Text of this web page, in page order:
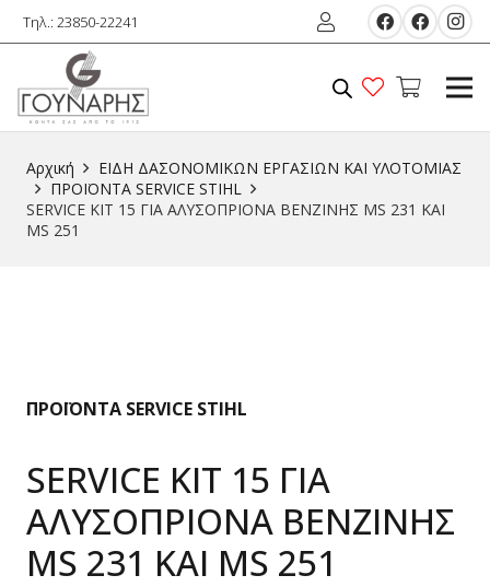
Τηλ.: 23850-22241
Αρχική
ΕIΔΗ ΔΑΣΟΝΟΜΙΚΩΝ ΕΡΓΑΣΙΩΝ ΚΑΙ ΥΛΟΤΟΜIΑΣ
ΠΡΟΪΟΝΤΑ SERVICE STIHL
SERVICE KIT 15 ΓΙΑ ΑΛΥΣΟΠΡΙΟΝΑ ΒΕΝΖΙΝΗΣ MS 231 ΚΑΙ
MS 251
ΠΡΟΪΟΝΤΑ SERVICE STIHL
SERVICE KIT 15 ΓΙΑ
ΑΛΥΣΟΠΡΙΟΝΑ ΒΕΝΖΙΝΗΣ
MS 231 ΚΑΙ MS 251